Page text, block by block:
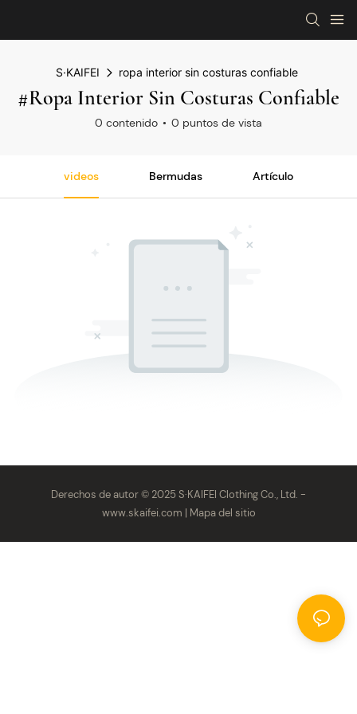
S·KAIFEI ropa interior sin costuras confiable
#ropa Interior Sin Costuras Confiable
0 contenido 0 puntos de vista
videos Bermudas Artículo
Derechos de autor © 2025 S·KAIFEI Clothing Co., Ltd. -
www.skaifei.com | Mapa del sitio